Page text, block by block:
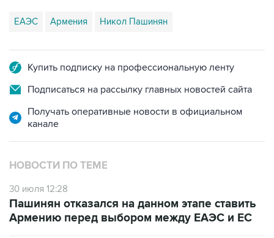
ЕАЭС Армения Никол Пашинян
Купить подписку на профессиональную ленту
Подписаться на рассылку главных новостей сайта
Получать оперативные новости в официальном
канале
НОВОСТИ ПО ТЕМЕ
30 июля 12:28
Пашинян отказался на данном этапе ставить
Армению перед выбором между ЕАЭС и ЕС